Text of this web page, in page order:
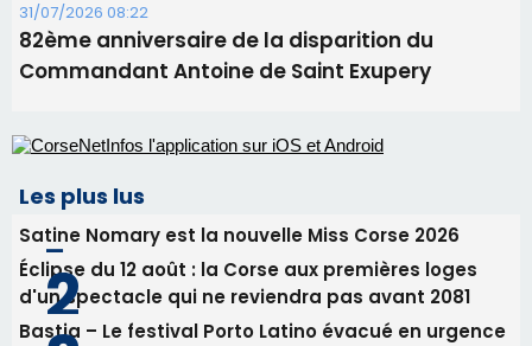
31/07/2026 08:22
82ème anniversaire de la disparition du
Commandant Antoine de Saint Exupery
Les plus lus
Satine Nomary est la nouvelle Miss Corse 2026
Éclipse du 12 août : la Corse aux premières loges
d'un spectacle qui ne reviendra pas avant 2081
Bastia – Le festival Porto Latino évacué en urgence